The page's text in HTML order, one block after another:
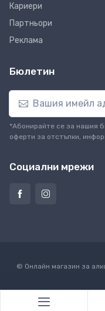
Кариери
Партньори
Реклама
Бюлетин
*Абонирайте се за нашия
оферти за отстъпки,
Социални мрежи
© Онлайн магазин за